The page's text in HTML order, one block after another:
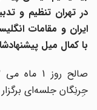
در تهران تنظیم و
ایران و مقامات
با کمال میل
جِرنِگان جلسه‌ای برگزار کرد